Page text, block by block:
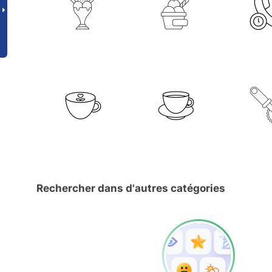
Rechercher dans d'autres catégories